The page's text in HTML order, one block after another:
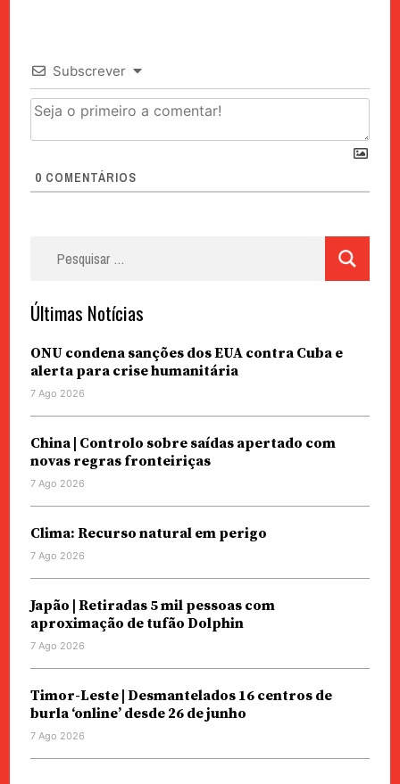
Subscrever
0 COMENTÁRIOS
Últimas Notícias
ONU condena sanções dos EUA contra Cuba e
alerta para crise humanitária
7 Ago 2026
China | Controlo sobre saídas apertado com
novas regras fronteiriças
7 Ago 2026
Clima: Recurso natural em perigo
7 Ago 2026
Japão | Retiradas 5 mil pessoas com
aproximação de tufão Dolphin
7 Ago 2026
Timor-Leste | Desmantelados 16 centros de
burla ‘online’ desde 26 de junho
7 Ago 2026